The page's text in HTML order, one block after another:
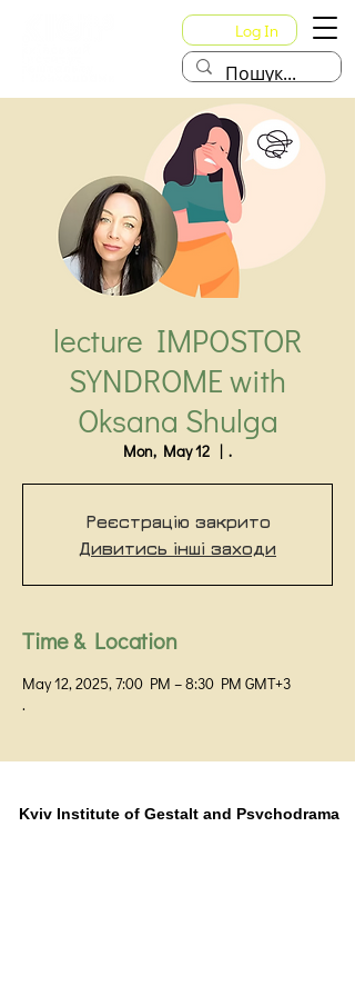
Log In
lecture IMPOSTOR
SYNDROME with
Oksana Shulga
Mon, May 12
  |
.
Реєстрацію закрито
Дивитись інші заходи
Time & Location
May 12, 2025, 7:00 PM – 8:30 PM GMT+3
.
Kyiv Institute of Gestalt and Psychodrama